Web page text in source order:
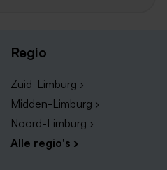
Regio
Zuid-Limburg ›
Midden-Limburg ›
Noord-Limburg ›
Alle regio's ›